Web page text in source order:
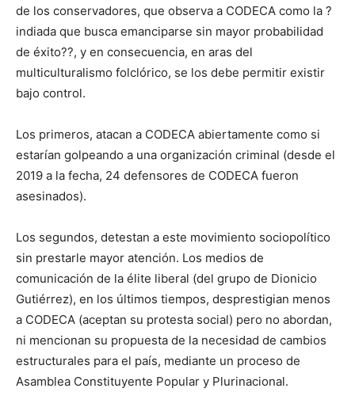
de los conservadores, que observa a CODECA como la ?
indiada que busca emanciparse sin mayor probabilidad
de éxito??, y en consecuencia, en aras del
multiculturalismo folclórico, se los debe permitir existir
bajo control.
Los primeros, atacan a CODECA abiertamente como si
estarían golpeando a una organización criminal (desde el
2019 a la fecha, 24 defensores de CODECA fueron
asesinados).
Los segundos, detestan a este movimiento sociopolítico
sin prestarle mayor atención. Los medios de
comunicación de la élite liberal (del grupo de Dionicio
Gutiérrez), en los últimos tiempos, desprestigian menos
a CODECA (aceptan su protesta social) pero no abordan,
ni mencionan su propuesta de la necesidad de cambios
estructurales para el país, mediante un proceso de
Asamblea Constituyente Popular y Plurinacional.